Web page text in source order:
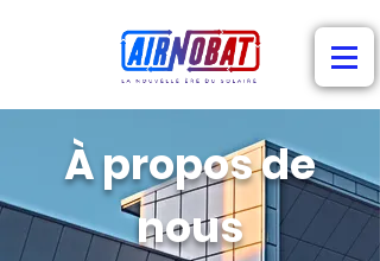
À propos de
nous